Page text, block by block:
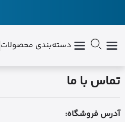
دسته‌بندی محصولات
تماس با ما
آدرس فروشگاه: